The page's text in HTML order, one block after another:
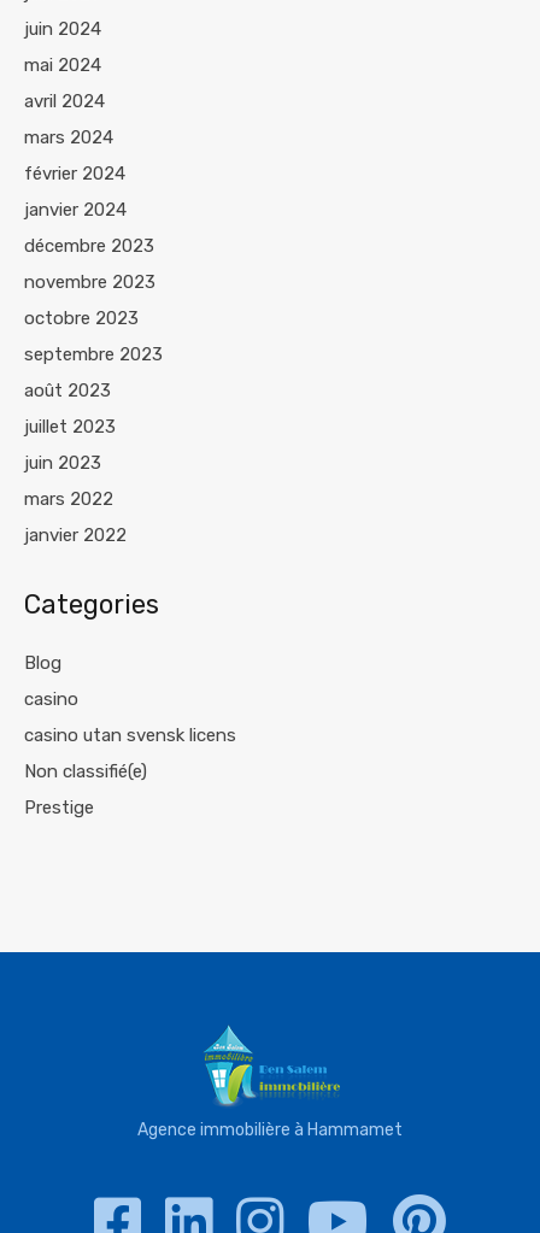
juin 2024
mai 2024
avril 2024
mars 2024
février 2024
janvier 2024
décembre 2023
novembre 2023
octobre 2023
septembre 2023
août 2023
juillet 2023
juin 2023
mars 2022
janvier 2022
Categories
Blog
casino
casino utan svensk licens
Non classifié(e)
Prestige
Agence immobilière à Hammamet